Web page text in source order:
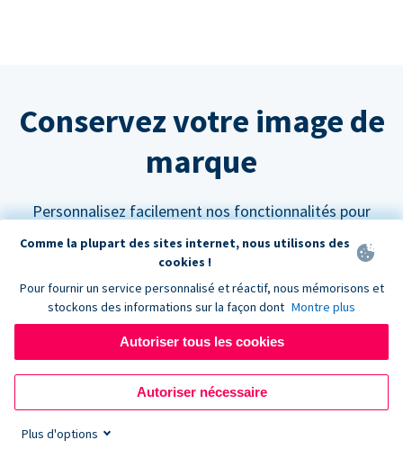
Conservez votre image de
marque
Personnalisez facilement nos fonctionnalités pour
qu'elles s'intègrent parfaitement à votre site web.
Personnalisez vos couleurs
Les formulaires de don Donorbox peuvent être
paramétrés pour s'adapter à n'importe quelle palette
de couleurs afin de s'harmoniser avec l'aspect et la
Comme la plupart des sites internet, nous utilisons des
cookies !
Pour fournir un service personnalisé et réactif, nous mémorisons et
stockons des informations sur la façon dont Montre plus
Autoriser tous les cookies
Autoriser nécessaire
Plus d'options